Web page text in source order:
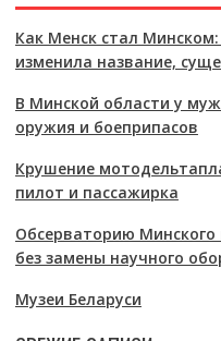
Как Менск стал
изменила название,
В Минской области у
оружия и боеприпасов
Крушение
пилот и пассажирка
Обсерваторию
без замены научного
Музеи Беларуси